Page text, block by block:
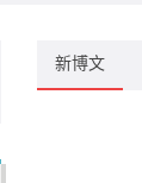
新博文